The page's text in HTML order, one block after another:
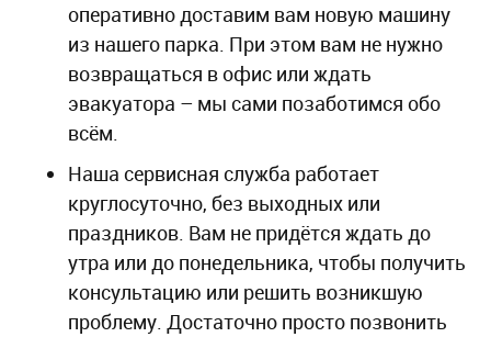
оперативно доставим вам новую машину
из нашего парка. При этом вам не нужно
возвращаться в офис или ждать
эвакуатора – мы сами позаботимся обо
всём.
Наша сервисная служба работает
круглосуточно, без выходных или
праздников. Вам не придётся ждать до
утра или до понедельника, чтобы получить
консультацию или решить возникшую
проблему. Достаточно просто позвонить